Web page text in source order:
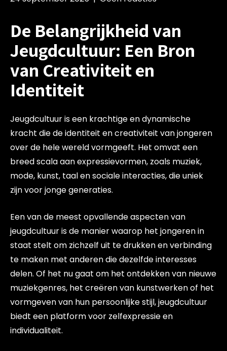
De Belangrijkheid van
Jeugdcultuur: Een Bron
van Creativiteit en
Identiteit
Jeugdcultuur is een krachtige en dynamische
kracht die de identiteit en creativiteit van jongeren
over de hele wereld vormgeeft. Het omvat een
breed scala aan expressievormen, zoals muziek,
mode, kunst, taal en sociale interacties, die uniek
zijn voor jonge generaties.
Een van de meest opvallende aspecten van
jeugdcultuur is de manier waarop het jongeren in
staat stelt om zichzelf uit te drukken en verbinding
te maken met anderen die dezelfde interesses
delen. Of het nu gaat om het ontdekken van nieuwe
muziekgenres, het creëren van kunstwerken of het
vormgeven van hun persoonlijke stijl, jeugdcultuur
biedt een platform voor zelfexpressie en
individualiteit.